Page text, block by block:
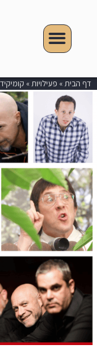
דף הבית» פעילויות»